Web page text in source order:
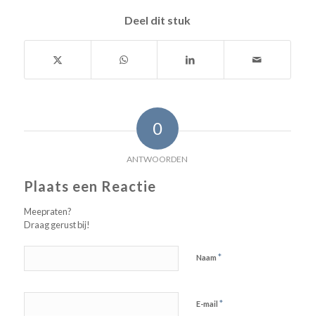
Deel dit stuk
0
ANTWOORDEN
Plaats een Reactie
Meepraten?
Draag gerust bij!
Naam *
E-mail *